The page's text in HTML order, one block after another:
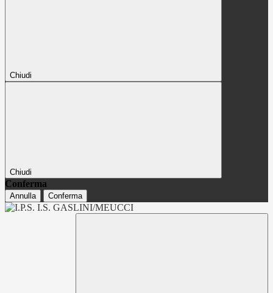
Chiudi
Chiudi
Conferma
Annulla Conferma